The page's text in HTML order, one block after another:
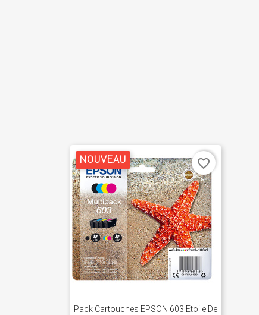
Pack Cartouches EPSON 603 Etoile De
NOUVEAU favorite_border